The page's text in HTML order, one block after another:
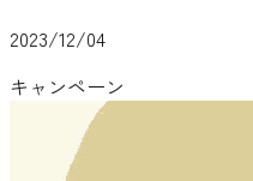
2023/12/04
キャンペーン